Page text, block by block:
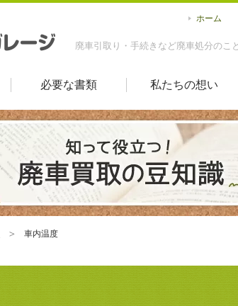
廃車引取り・手続きなど廃車処分のこ
ホーム
必要な書類 私たちの想い
車内温度